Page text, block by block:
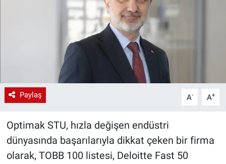
Paylaş A- A+
Optimak STU, hızla değişen endüstri
dünyasında başarılarıyla dikkat çeken bir firma
olarak, TOBB 100 listesi, Deloitte Fast 50